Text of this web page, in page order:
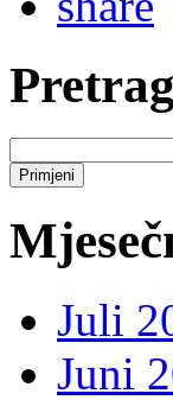
Juli
Juni